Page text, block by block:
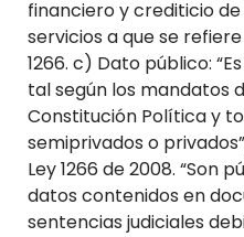
financiero y crediticio
servicios a que se
1266. c) Dato público:
tal según los mandatos
Constitución Política y
semiprivados o
Ley 1266 de 2008. “Son
datos contenidos en
sentencias judiciales